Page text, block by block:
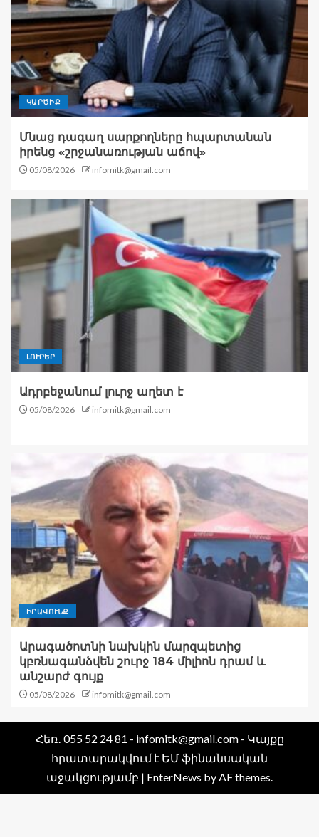
ԿԱՐԾԻՔ
Մնաց դագաղ սարքողները հպարտանան
իրենց «շրջանառության աճով»
05/08/2026 infomitk@gmail.com
ԼՈՒՐԵՐ
Ադրբեջանում լուրջ աղետ է
05/08/2026 infomitk@gmail.com
ԻՐԱՎՈՒՆՔ
Արագածոտնի նախկին մարզպետից
կբռնագանձվեն շուրջ 184 միլիոն դրամ և
անշարժ գույք
05/08/2026 infomitk@gmail.com
Հեռ․ 055 52 24 81 - infomitk@gmail.com - Կայքը
հրատարակվում է ԵՄ ֆինանսական
աջակցությամբ | EnterNews by AF themes.